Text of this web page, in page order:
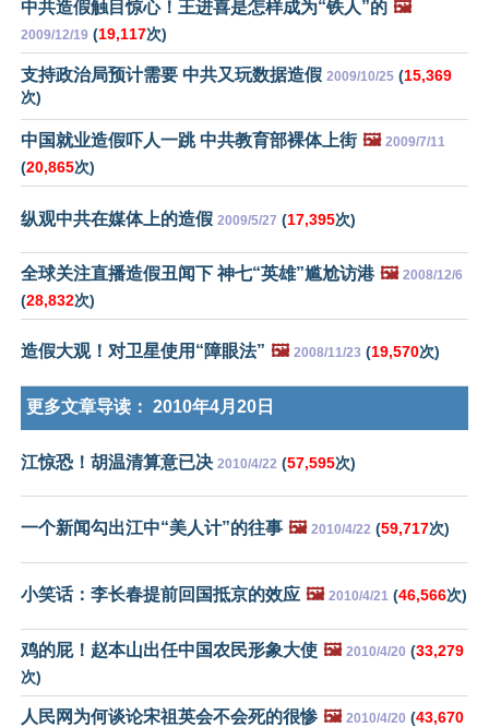
中共造假触目惊心！王进喜是怎样成为“铁人”的 🖼️
2009/12/19 (19,117次)
支持政治局预计需要 中共又玩数据造假 2009/10/25 (15,369
次)
中国就业造假吓人一跳 中共教育部裸体上街 🖼️ 2009/7/11
(20,865次)
纵观中共在媒体上的造假 2009/5/27 (17,395次)
全球关注直播造假丑闻下 神七“英雄”尴尬访港 🖼️ 2008/12/6
(28,832次)
造假大观！对卫星使用“障眼法” 🖼️ 2008/11/23 (19,570次)
更多文章导读： 2010年4月20日
江惊恐！胡温清算意已决 2010/4/22 (57,595次)
一个新闻勾出江中“美人计”的往事 🖼️ 2010/4/22 (59,717次)
小笑话：李长春提前回国抵京的效应 🖼️ 2010/4/21 (46,566次)
鸡的屁！赵本山出任中国农民形象大使 🖼️ 2010/4/20 (33,279
次)
人民网为何谈论宋祖英会不会死的很惨 🖼️ 2010/4/20 (43,670